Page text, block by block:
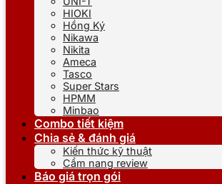
HIOKI
Hồng Ký
Nikawa
Nikita
Ameca
Tasco
Super Stars
HPMM
Minbao
Combo tiết kiệm
Chia sẻ & đánh giá
Kiến thức kỹ thuật
Cẩm nang review
Báo giá trọn gói